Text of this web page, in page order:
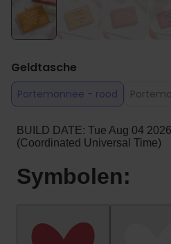
Geldtasche
Portemonnee - rood